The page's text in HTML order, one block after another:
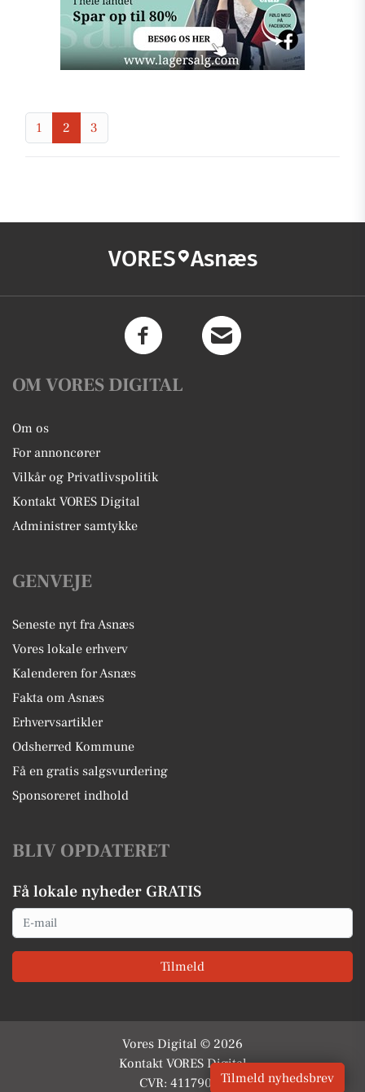
1 2 3
VORES Asnæs
OM VORES DIGITAL
Om os
For annoncører
Vilkår og Privatlivspolitik
Kontakt VORES Digital
Administrer samtykke
GENVEJE
Seneste nyt fra Asnæs
Vores lokale erhverv
Kalenderen for Asnæs
Fakta om Asnæs
Erhvervsartikler
Odsherred Kommune
Få en gratis salgsvurdering
Sponsoreret indhold
BLIV OPDATERET
Få lokale nyheder GRATIS
Email
Tilmeld
Vores Digital © 2026
Kontakt VORES Digital
CVR: 41179082Tilmeld nyhedsbrev